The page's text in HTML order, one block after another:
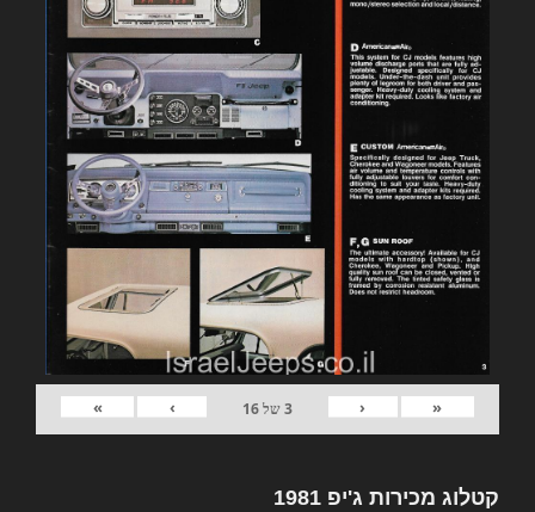
«
‹
3של16
›
»
קטלוג מכירות ג'יפ 1981